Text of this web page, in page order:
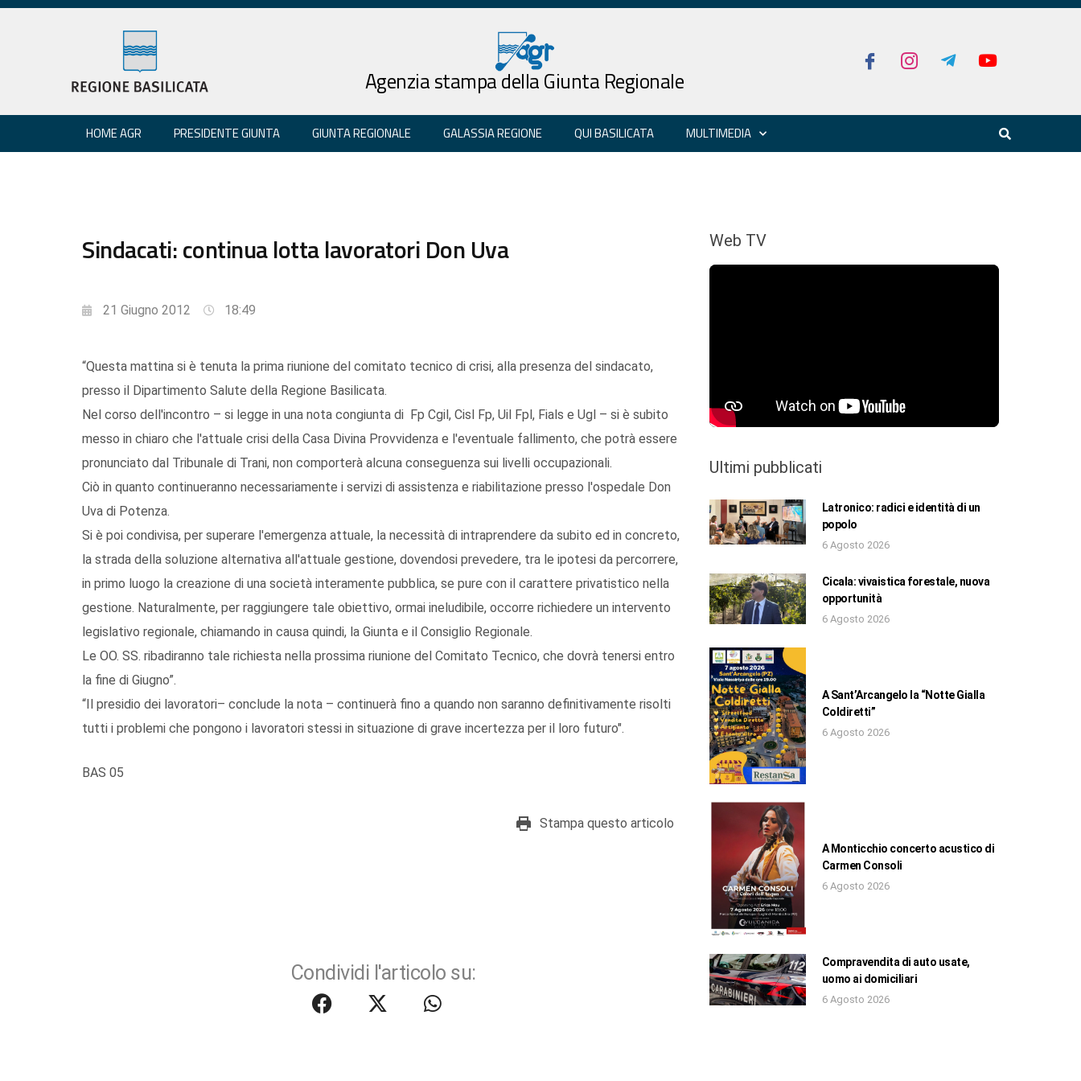
Agenzia stampa della Giunta Regionale
HOME AGR PRESIDENTE GIUNTA GIUNTA REGIONALE GALASSIA REGIONE QUI BASILICATA MULTIMEDIA
Sindacati: continua lotta lavoratori Don Uva
21 Giugno 2012 18:49
“Questa mattina si è tenuta la prima riunione del comitato tecnico di crisi, alla presenza del sindacato,
presso il Dipartimento Salute della Regione Basilicata.
Nel corso dell'incontro – si legge in una nota congiunta di Fp Cgil, Cisl Fp, Uil Fpl, Fials e Ugl – si è subito
messo in chiaro che l'attuale crisi della Casa Divina Provvidenza e l'eventuale fallimento, che potrà essere
pronunciato dal Tribunale di Trani, non comporterà alcuna conseguenza sui livelli occupazionali.
Ciò in quanto continueranno necessariamente i servizi di assistenza e riabilitazione presso l'ospedale Don
Uva di Potenza.
Si è poi condivisa, per superare l'emergenza attuale, la necessità di intraprendere da subito ed in concreto,
la strada della soluzione alternativa all'attuale gestione, dovendosi prevedere, tra le ipotesi da percorrere,
in primo luogo la creazione di una società interamente pubblica, se pure con il carattere privatistico nella
gestione. Naturalmente, per raggiungere tale obiettivo, ormai ineludibile, occorre richiedere un intervento
legislativo regionale, chiamando in causa quindi, la Giunta e il Consiglio Regionale.
Le OO. SS. ribadiranno tale richiesta nella prossima riunione del Comitato Tecnico, che dovrà tenersi entro
la fine di Giugno”.
“Il presidio dei lavoratori– conclude la nota – continuerà fino a quando non saranno definitivamente risolti
tutti i problemi che pongono i lavoratori stessi in situazione di grave incertezza per il loro futuro".
BAS 05
Stampa questo articolo
Condividi l'articolo su:
Web TV
Ultimi pubblicati
Latronico: radici e identità di un
popolo
6 Agosto 2026
Cicala: vivaistica forestale, nuova
opportunità
6 Agosto 2026
A Sant’Arcangelo la “Notte Gialla
Coldiretti”
6 Agosto 2026
A Monticchio concerto acustico di
Carmen Consoli
6 Agosto 2026
Compravendita di auto usate,
uomo ai domiciliari
6 Agosto 2026